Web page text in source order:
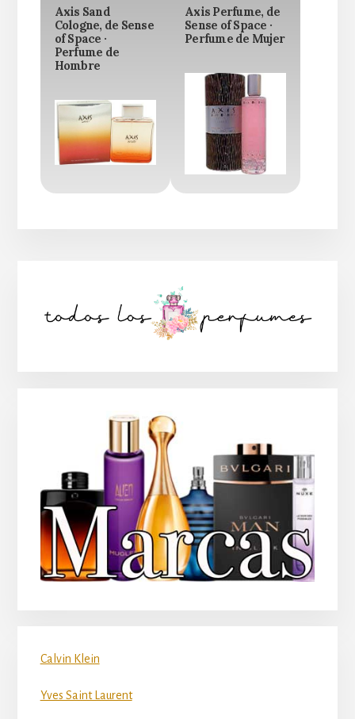
Axis Sand
Cologne, de Sense
of Space ·
Perfume de
Hombre
Axis Perfume, de
Sense of Space ·
Perfume de Mujer
lateral
Calvin Klein
Yves Saint Laurent